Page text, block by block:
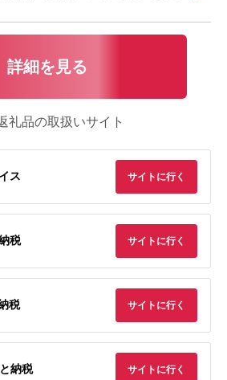
詳細を見る
礼品の取扱いサイト
ス サイトに行く
税 サイトに行く
税 サイトに行く
納税 サイトに行く